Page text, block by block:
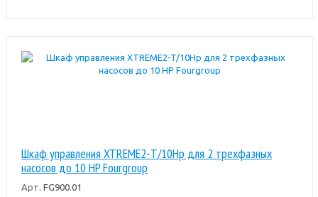
Шкаф управления XTREME2-T/10Hp для 2 трехфазных
насосов до 10 HP Fourgroup
Арт. FG900.01